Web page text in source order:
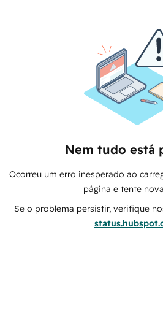
Nem tudo está
Ocorreu um erro inesperado ao
página e tente
Se o problema persistir, verifique